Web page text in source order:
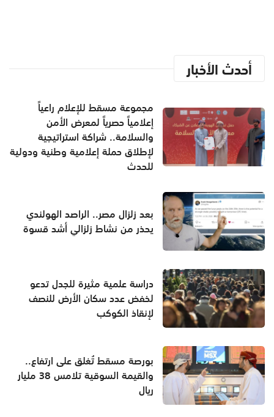
أحدث الأخبار
مجموعة مسقط للإعلام راعياً
إعلامياً حصرياً لمعرض الأمن
والسلامة.. شراكة استراتيجية
لإطلاق حملة إعلامية وطنية ودولية
للحدث
بعد زلزال مصر.. الراصد الهولندي
يحذر من نشاط زلزالي أشد قسوة
دراسة علمية مثيرة للجدل تدعو
لخفض عدد سكان الأرض للنصف
لإنقاذ الكوكب
بورصة مسقط تُغلق على ارتفاع..
والقيمة السوقية تلامس 38 مليار
ريال